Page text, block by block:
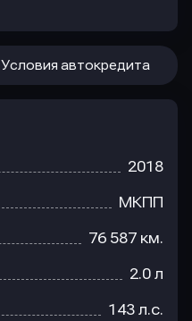
Условия автокредита
2018
МКПП
76 587 км.
2.0 л
143 л.с.